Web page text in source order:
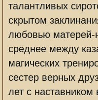
талантливых
скрытом
любовью матерей-
среднее между
магических
сестер верных
лет с